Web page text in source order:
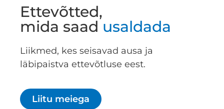
Ettevõtted,
mida saad usaldada
Liikmed, kes seisavad ausa ja
läbipaistva ettevõtluse eest.
Liitu meiega